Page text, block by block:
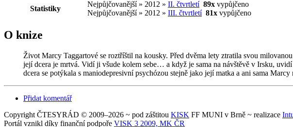
Statistiky
Nejpůjčovanější » 2012 » II. čtvrtletí 89x vypůjčeno
Nejpůjčovanější » 2012 » III. čtvrtletí 81x vypůjčeno
O knize
Život Marcy Taggartové se roztříštil na kousky. Před dvěma lety ztratila svou
její dcera je mrtvá. Vidí ji všude kolem sebe… a když je sama na návštěvě v Irsku,
dcera se potýkala s maniodepresivní psychózou stejně jako její matka a ani sama
Přidat komentář
Copyright ČTESYRÁD © 2009–2026 ~ pod záštitou KISK FF MUNI v Brně ~ realizace
Portál vznikl díky finanční podpoře VISK 3 2009, MK ČR